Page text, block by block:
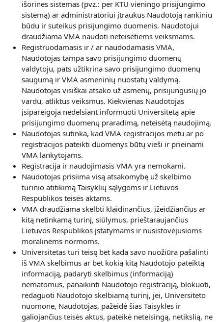
išorines sistemas (pvz.: per KTU vieningo prisijungimo
sistemą) ar administratoriui įtraukus Naudotoją rankiniu
būdu ir suteikus prisijungimo duomenis. Naudotojui
draudžiama VMA naudoti neteisėtiems veiksmams.
Registruodamasis ir / ar naudodamasis VMA,
Naudotojas tampa savo prisijungimo duomenų
valdytoju, pats užtikrina savo prisijungimo duomenų
saugumą ir VMA asmeninių nuostatų valdymą.
Naudotojas visiškai atsako už asmenų, prisijungusių jo
vardu, atliktus veiksmus. Kiekvienas Naudotojas
įsipareigoja nedelsiant informuoti Universitetą apie
prisijungimo duomenų praradimą, neteisėtą naudojimą.
Naudotojas sutinka, kad VMA registracijos metu ar po
registracijos pateikti duomenys būtų vieši ir prieinami
VMA lankytojams.
Registracija ir naudojimasis VMA yra nemokami.
Naudotojas prisiima visą atsakomybę už skelbimo
turinio atitikimą Taisyklių sąlygoms ir Lietuvos
Respublikos teisės aktams.
VMA draudžiama skelbti klaidinančius, įžeidžiančius ar
kitą netinkamą turinį, siūlymus, prieštaraujančius
Lietuvos Respublikos įstatymams ir nusistovėjusioms
moralinėms normoms.
Universitetas turi teisę bet kada savo nuožiūra pašalinti
iš VMA skelbimus ar bet kokią kitą Naudotojo pateiktą
informaciją, padaryti skelbimus (informaciją)
nematomus, panaikinti Naudotojo registraciją, blokuoti,
redaguoti Naudotojo skelbiamą turinį, jei, Universiteto
nuomone, Naudotojas, pažeidė šias Taisykles ir
galiojančius teisės aktus, pateikė neteisingą, netikslią, ne